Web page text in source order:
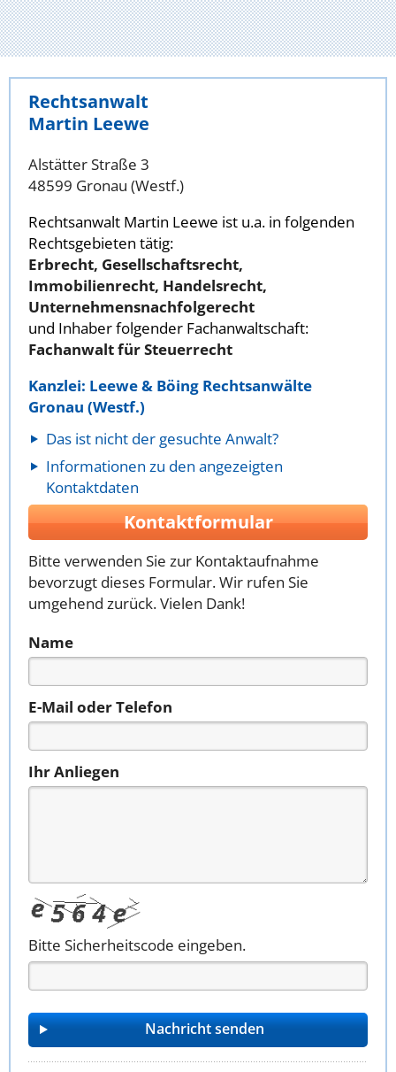
Rechtsanwalt
Martin Leewe
Alstätter Straße 3
48599 Gronau (Westf.)
Rechtsanwalt Martin Leewe ist u.a. in folgenden
Rechtsgebieten tätig:
Erbrecht, Gesellschaftsrecht,
Immobilienrecht, Handelsrecht,
Unternehmensnachfolgerecht
und Inhaber folgender Fachanwaltschaft:
Fachanwalt für Steuerrecht
Kanzlei: Leewe & Böing Rechtsanwälte
Gronau (Westf.)
Das ist nicht der gesuchte Anwalt?
Informationen zu den angezeigten
Kontaktdaten
Kontaktformular
Bitte verwenden Sie zur Kontaktaufnahme
bevorzugt dieses Formular. Wir rufen Sie
umgehend zurück. Vielen Dank!
Name
E-Mail oder Telefon
Ihr Anliegen
Bitte Sicherheitscode eingeben.